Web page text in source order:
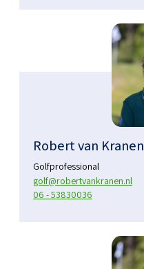
Robert van Kranen
Golfprofessional
golf@robertvankranen.nl
06 - 53830036